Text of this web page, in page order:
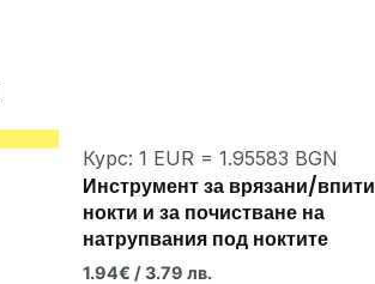
Курс: 1 EUR = 1.95583 BGN
Инструмент за врязани/впити
нокти и за почистване на
натрупвания под ноктите
1.94€ / 3.79 лв.